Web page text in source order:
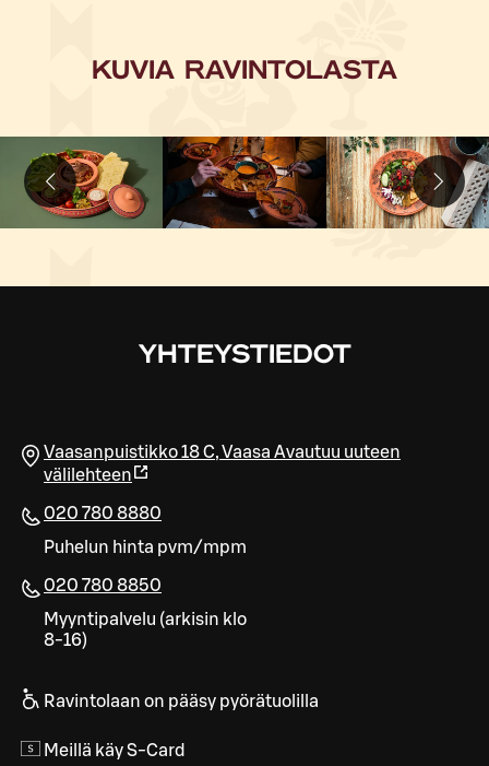
KUVIA RAVINTOLASTA
YHTEYSTIEDOT
Vaasanpuistikko 18 C,Vaasa Avautuu uuteen
välilehteen
020 780 8880
Puhelun hinta pvm/mpm
020 780 8850
Myyntipalvelu (arkisin klo
8-16)
Ravintolaan on pääsy pyörätuolilla
Meillä käy S-Card